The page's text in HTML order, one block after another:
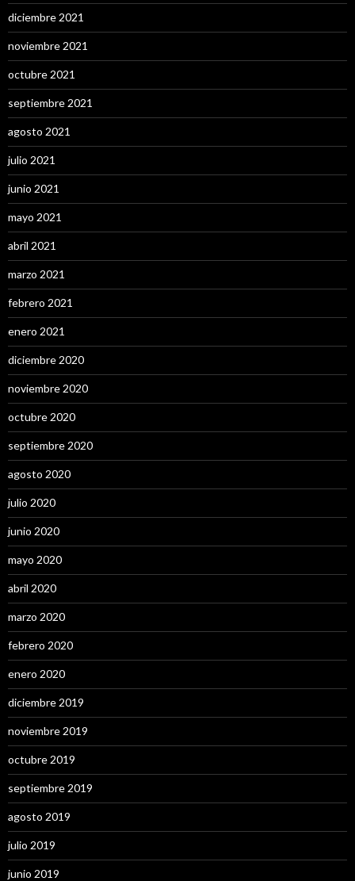
diciembre 2021
noviembre 2021
octubre 2021
septiembre 2021
agosto 2021
julio 2021
junio 2021
mayo 2021
abril 2021
marzo 2021
febrero 2021
enero 2021
diciembre 2020
noviembre 2020
octubre 2020
septiembre 2020
agosto 2020
julio 2020
junio 2020
mayo 2020
abril 2020
marzo 2020
febrero 2020
enero 2020
diciembre 2019
noviembre 2019
octubre 2019
septiembre 2019
agosto 2019
julio 2019
junio 2019